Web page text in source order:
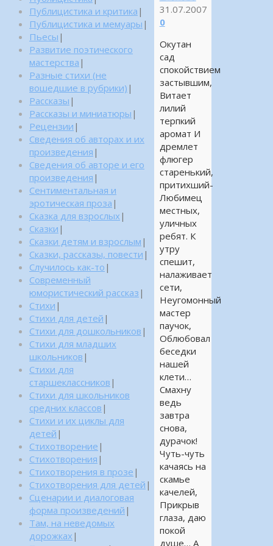
31.07.2007
0
Окутан
сад
спокойствием
застывшим,
Витает
лилий
терпкий
аромат И
дремлет
флюгер
старенький,
притихший-
Любимец
местных,
уличных
ребят. К
утру
спешит,
налаживает
сети,
Неугомонный
мастер
паучок,
Облюбовал
беседки
нашей
клети…
Смахну
ведь
завтра
снова,
дурачок!
Чуть-чуть
качаясь на
скамье
качелей,
Прикрыв
глаза, даю
покой
душе… А
Публицистика и критика |
Публицистика и мемуары |
Пьесы |
Развитие поэтического
мастерства |
Разные стихи (не
вошедшие в рубрики) |
Рассказы |
Рассказы и миниатюры |
Рецензии |
Сведения об авторах и их
произведения |
Сведения об авторе и его
произведения |
Сентиментальная и
эротическая проза |
Сказка для взрослых |
Сказки |
Сказки детям и взрослым |
Сказки, рассказы, повести |
Случилось как-то |
Современный
юмористический рассказ |
Стихи |
Стихи для детей |
Стихи для дошкольников |
Стихи для младших
школьников |
Стихи для
старшеклассников |
Стихи для школьников
средних классов |
Стихи и их циклы для
детей |
Стихотворение |
Стихотворения |
Стихотворения в прозе |
Стихотворения для детей |
Сценарии и диалоговая
форма произведений |
Там, на неведомых
дорожках |